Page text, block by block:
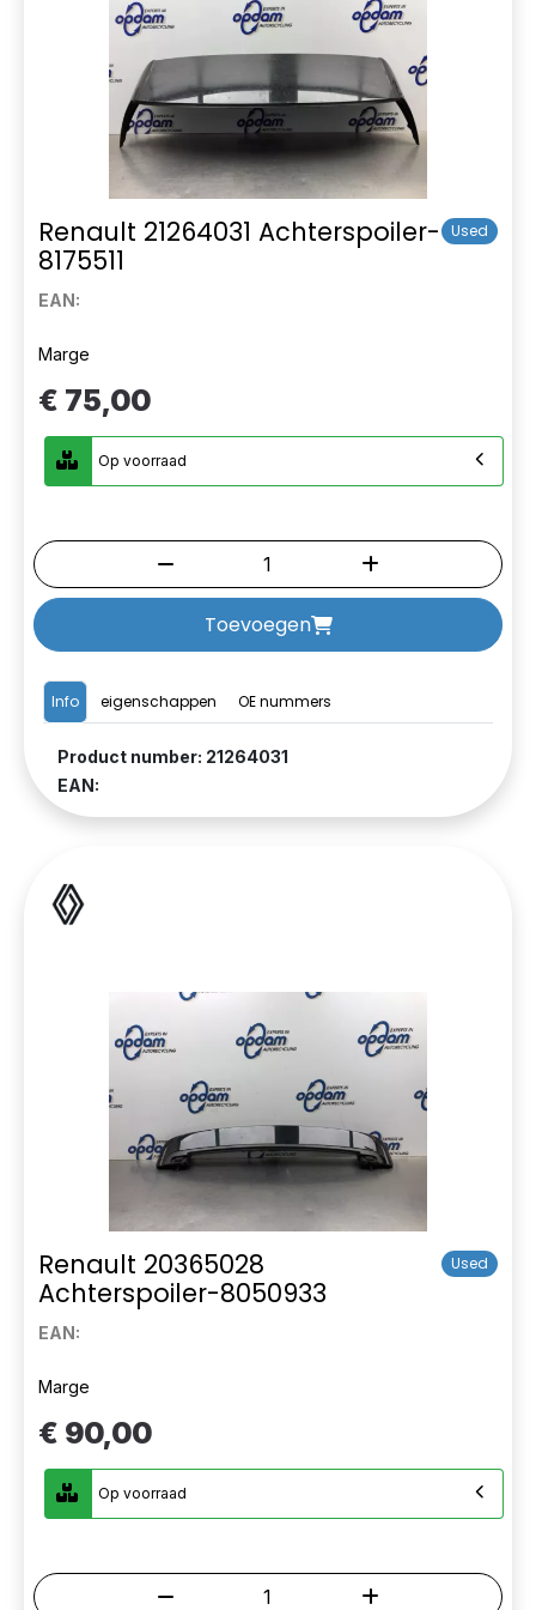
Renault 21264031 Achterspoiler-
8175511
Used
EAN:
Info eigenschappen OE nummers
Product number: 21264031
EAN:
Marge
€ 75,00
Op voorraad
Toevoegen
Renault 20365028
Achterspoiler-8050933
Used
EAN:
Marge
€ 90,00
Op voorraad